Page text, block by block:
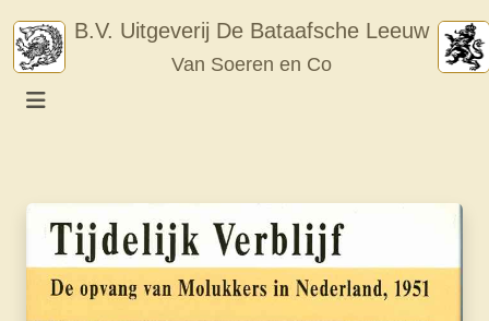
content
B.V. Uitgeverij De Bataafsche Leeuw
Van Soeren en Co